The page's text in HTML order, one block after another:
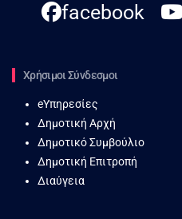
facebook
Χρήσιμοι Σύνδεσμοι
eΥπηρεσίες
Δημοτική Αρχή
Δημοτικό Συμβούλιο
Δημοτική Επιτροπή
Διαύγεια